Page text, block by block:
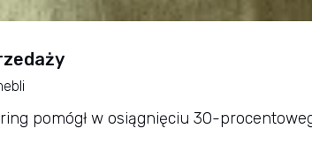
pomógł w osiągnięciu 30-